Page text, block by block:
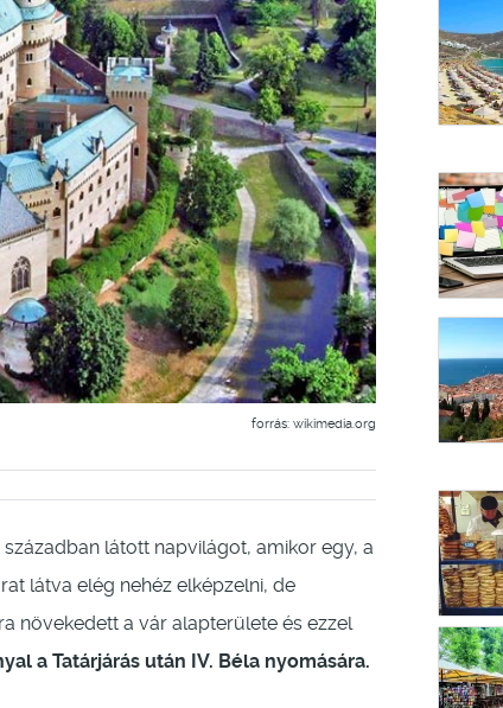
forrás: wikimedia.org
században látott napvilágot, amikor egy, a
látva elég nehéz elképzelni, de
növekedett a vár alapterülete és ezzel
a Tatárjárás után IV. Béla nyomására.